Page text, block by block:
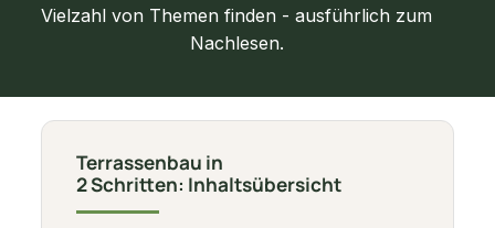
Vielzahl von Themen finden - ausführlich zum
Nachlesen.
Terrassenbau in
2 Schritten: Inhaltsübersicht